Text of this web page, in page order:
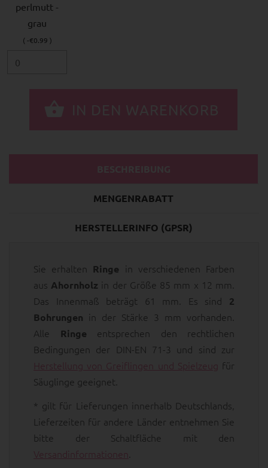
perlmutt -
grau
( -€0.99 )
MENGENRABATT
HERSTELLERINFO (GPSR)
Sie erhalten Ringe in verschiedenen Farben
aus Ahornholz in der Größe 85 mm x 12 mm.
Das Innenmaß beträgt 61 mm. Es sind 2
Bohrungen in der Stärke 3 mm vorhanden.
Alle
Ringe entsprechen den rechtlichen
Bedingungen der DIN-EN 71-3 und sind zur
Herstellung von Greiflingen und Spielzeug für
Säuglinge geeignet.
* gilt für Lieferungen innerhalb Deutschlands,
Lieferzeiten für andere Länder entnehmen Sie
bitte der Schaltfläche mit den
Versandinformationen